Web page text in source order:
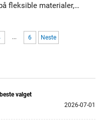
fleksible materialer,
... 6 Neste
valget
2026-07-01